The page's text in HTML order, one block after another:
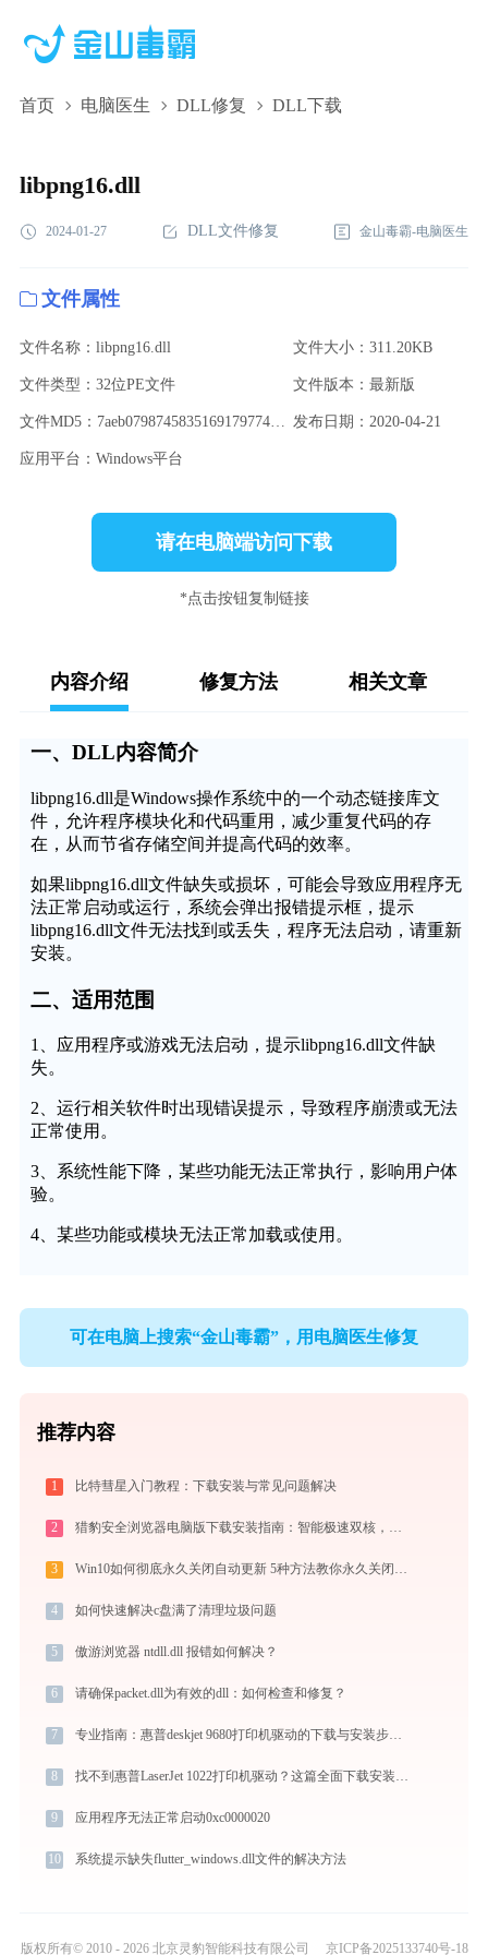
首页 电脑医生 DLL修复 DLL下载
libpng16.dll,libpng16.dll下载,libpng16.dll修复
libpng16.dll
2024-01-27 DLL文件修复 金山毒霸-电脑医生
文件属性
文件名称：libpng16.dll 文件大小：311.20KB
文件类型：32位PE文件 文件版本：最新版
文件MD5：7aeb07987458351691797744c9481798 发布日期：2020-04-21
应用平台：Windows平台
请在电脑端访问下载
*点击按钮复制链接
内容介绍 修复方法 相关文章
一、DLL内容简介
libpng16.dll是Windows操作系统中的一个动态链接库文
件，允许程序模块化和代码重用，减少重复代码的存
在，从而节省存储空间并提高代码的效率。
如果libpng16.dll文件缺失或损坏，可能会导致应用程序无
法正常启动或运行，系统会弹出报错提示框，提示
libpng16.dll文件无法找到或丢失，程序无法启动，请重新
安装。
二、适用范围
1、应用程序或游戏无法启动，提示libpng16.dll文件缺
失。
2、运行相关软件时出现错误提示，导致程序崩溃或无法
正常使用。
3、系统性能下降，某些功能无法正常执行，影响用户体
验。
4、某些功能或模块无法正常加载或使用。
可在电脑上搜索“金山毒霸”，用电脑医生修复
推荐内容
1 比特彗星入门教程：下载安装与常见问题解决
2 猎豹安全浏览器电脑版下载安装指南：智能极速双核，畅享安全无弹窗上网体验
3 Win10如何彻底永久关闭自动更新 5种方法教你永久关闭win10自动更新
4 如何快速解决c盘满了清理垃圾问题
5 傲游浏览器 ntdll.dll 报错如何解决？
6 请确保packet.dll为有效的dll：如何检查和修复？
7 专业指南：惠普deskjet 9680打印机驱动的下载与安装步骤详解
8 找不到惠普LaserJet 1022打印机驱动？这篇全面下载安装指南帮到你
9 应用程序无法正常启动0xc0000020
10 系统提示缺失flutter_windows.dll文件的解决方法
版权所有© 2010 - 2026 北京灵豹智能科技有限公司 京ICP备2025133740号-18